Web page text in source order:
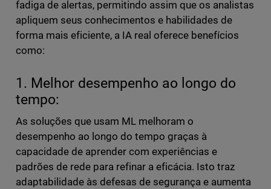
fadiga de alertas, permitindo assim que os analistas
apliquem seus conhecimentos e habilidades de
forma mais eficiente, a IA real oferece benefícios
como:
1. Melhor desempenho ao longo do
tempo:
As soluções que usam ML melhoram o
desempenho ao longo do tempo graças à
capacidade de aprender com experiências e
padrões de rede para refinar a eficácia. Isto traz
adaptabilidade às defesas de segurança e aumenta